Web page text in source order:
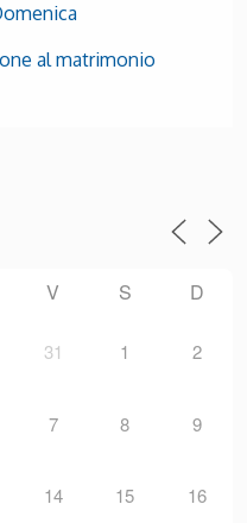
al matrimonio
V S D
31 1 2
7 8 9
14 15 16